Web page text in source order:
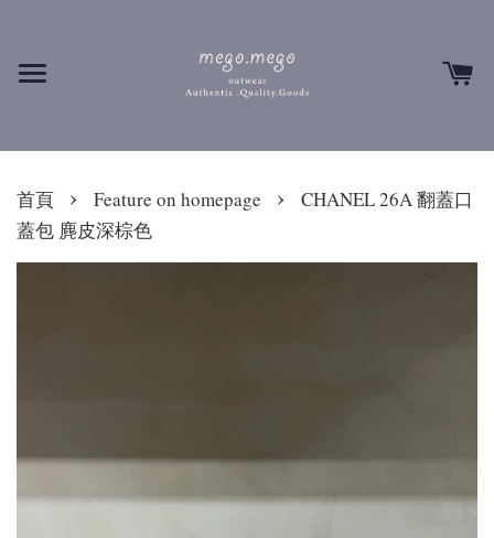
首頁 › Feature on homepage ›
CHANEL 26A 翻蓋口
蓋包 麂皮深棕色